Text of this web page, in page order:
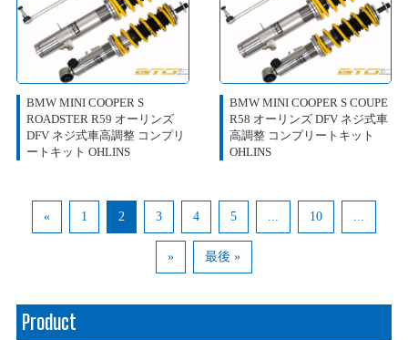
BMW MINI COOPER S
ROADSTER R59 オーリンズ
DFV ネジ式車高調整 コンプリ
ートキット OHLINS
BMW MINI COOPER S COUPE
R58 オーリンズ DFV ネジ式車
高調整 コンプリートキット
OHLINS
« 1 2 3 4 5 10
» 最後 »
Product